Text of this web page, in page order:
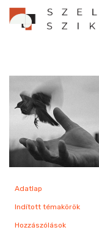
Adatlap
Indított témakörök
Hozzászólások